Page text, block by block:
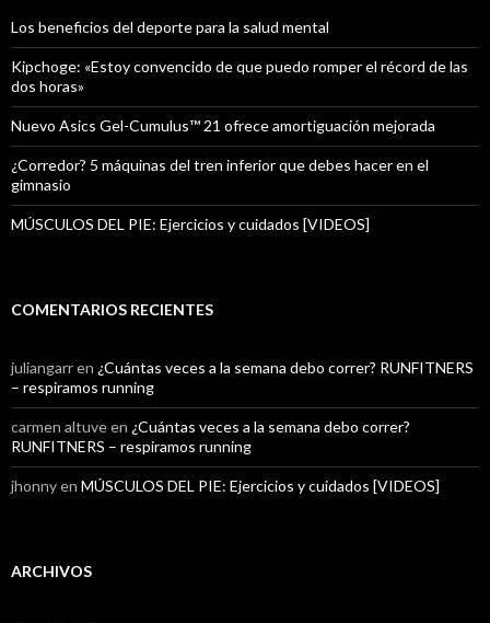
Los beneficios del deporte para la salud mental
Kipchoge: «Estoy convencido de que puedo romper el récord de las
dos horas»
Nuevo Asics Gel-Cumulus™ 21 ofrece amortiguación mejorada
¿Corredor? 5 máquinas del tren inferior que debes hacer en el
gimnasio
MÚSCULOS DEL PIE: Ejercicios y cuidados [VIDEOS]
COMENTARIOS RECIENTES
juliangarren ¿Cuántas veces a la semana debo correr? RUNFITNERS
– respiramos running
carmen altuveen ¿Cuántas veces a la semana debo correr?
RUNFITNERS – respiramos running
jhonnyen MÚSCULOS DEL PIE: Ejercicios y cuidados [VIDEOS]
ARCHIVOS